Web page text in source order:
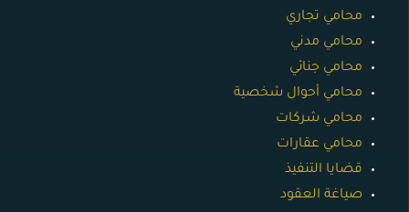
محامي تجاري
محامي مدني
محامي جنائي
محامي أحوال شخصية
محامي شركات
محامي عقارات
قضايا التنفيذ
صياغة العقود